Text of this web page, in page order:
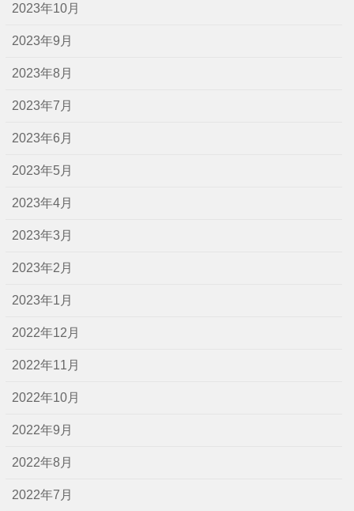
2023年10月
2023年9月
2023年8月
2023年7月
2023年6月
2023年5月
2023年4月
2023年3月
2023年2月
2023年1月
2022年12月
2022年11月
2022年10月
2022年9月
2022年8月
2022年7月